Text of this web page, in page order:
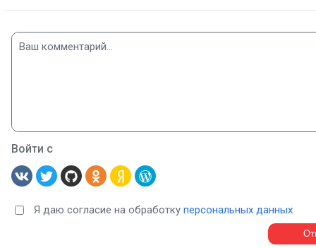
Войти с
Я даю согласие на обработку персональных данных